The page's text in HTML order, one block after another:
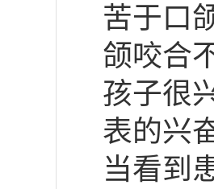
苦于口
颌咬合
孩子很
表的兴
当看到